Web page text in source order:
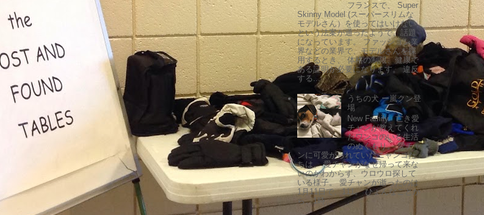
フランスで、 Super
Skinny Model (スーパースリムな
モデルさん）を使ってはいけない
という法案が通ったようで、話題
になっています。 ファッション業
界などの業界で、モデルさんを採
用するとき、 体格の制限、健康で
ある証明が必要になります。 違反
する...
うちの犬 ー嵐クン登
場
New Family. 亡き愛
チャンが教えてくれ
たワンコのいる生活
のぬくもり。 愛チャ
ンに可愛がられていたニャンコた
ちは、 愛チャンがなぜ帰って来な
いのかわからず、ウロウロ探して
いる様子。 愛チャンが逝ったのは
1月11日で、111。 ひょんなことか
ら、1時...